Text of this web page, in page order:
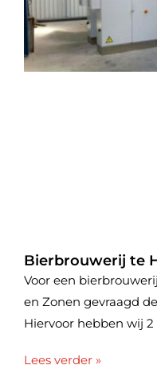
Bierbrouwerij te
Voor een
en Zonen gevraagd
Hiervoor hebben wij
Lees verder »